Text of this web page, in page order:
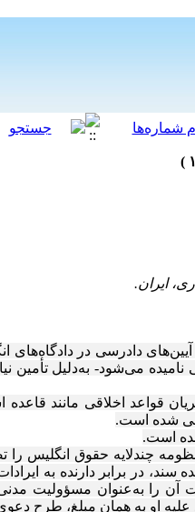
ایران.
آیین‌های دادرسی در
نامیده می‌شود- به‌دلیل تأمین
قواعد اخلاقی مانند قاعده
شده است.
است.
چندلایه حقوق انگلیس را
در برابر دارنده به
آن را به‌عنوان مسؤولیت مدنی
او به همان مبلغ، طرح دعوی